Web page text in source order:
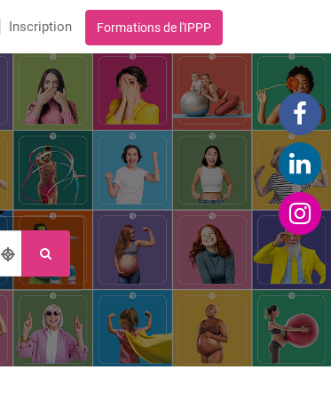
Inscription Formations de l'IPPP